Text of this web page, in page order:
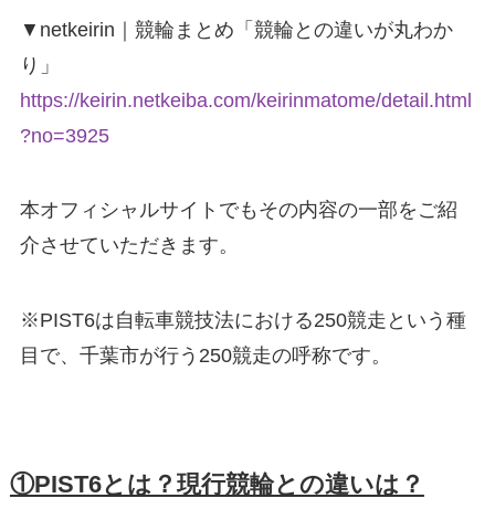
▼netkeirin｜競輪まとめ「競輪との違いが丸わか
り」
https://keirin.netkeiba.com/keirinmatome/detail.html
?no=3925
本オフィシャルサイトでもその内容の一部をご紹
介させていただきます。
※PIST6は自転車競技法における250競走という種
目で、千葉市が行う250競走の呼称です。
①PIST6とは？現行競輪との違いは？